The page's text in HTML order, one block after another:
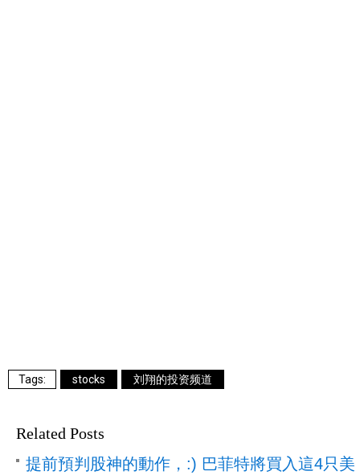
stocks 刘翔的投资频道
Related Posts
提前預判股神的動作，:) 巴菲特將買入這4只美